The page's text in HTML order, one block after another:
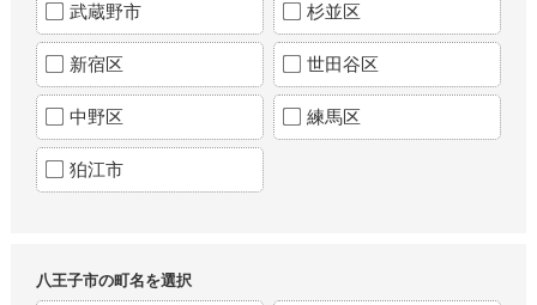
武蔵野市 杉並区
新宿区 世田谷区
中野区 練馬区
狛江市
八王子市の町名を選択